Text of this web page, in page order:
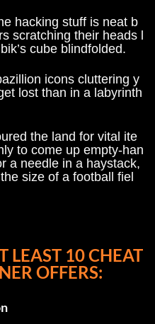
hacking stuff is neat b
scratching their heads l
cube blindfolded.
icons cluttering y
lost than in a labyrinth
the land for vital ite
to come up empty-han
a needle in a haystack,
size of a football fiel
LEAST 10 CHEAT
OFFERS: